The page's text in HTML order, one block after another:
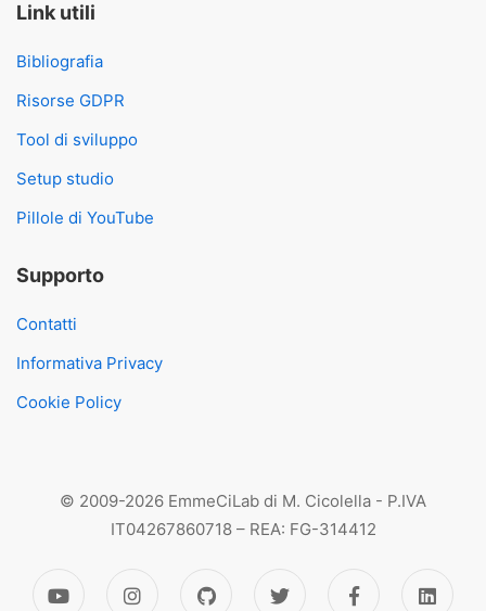
Link utili
Bibliografia
Risorse GDPR
Tool di sviluppo
Setup studio
Pillole di YouTube
Supporto
Contatti
Informativa Privacy
Cookie Policy
© 2009-2026 EmmeCiLab di M. Cicolella - P.IVA
IT04267860718 – REA: FG-314412